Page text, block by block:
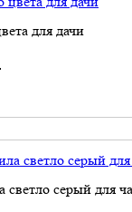
для дачи
светло серый для